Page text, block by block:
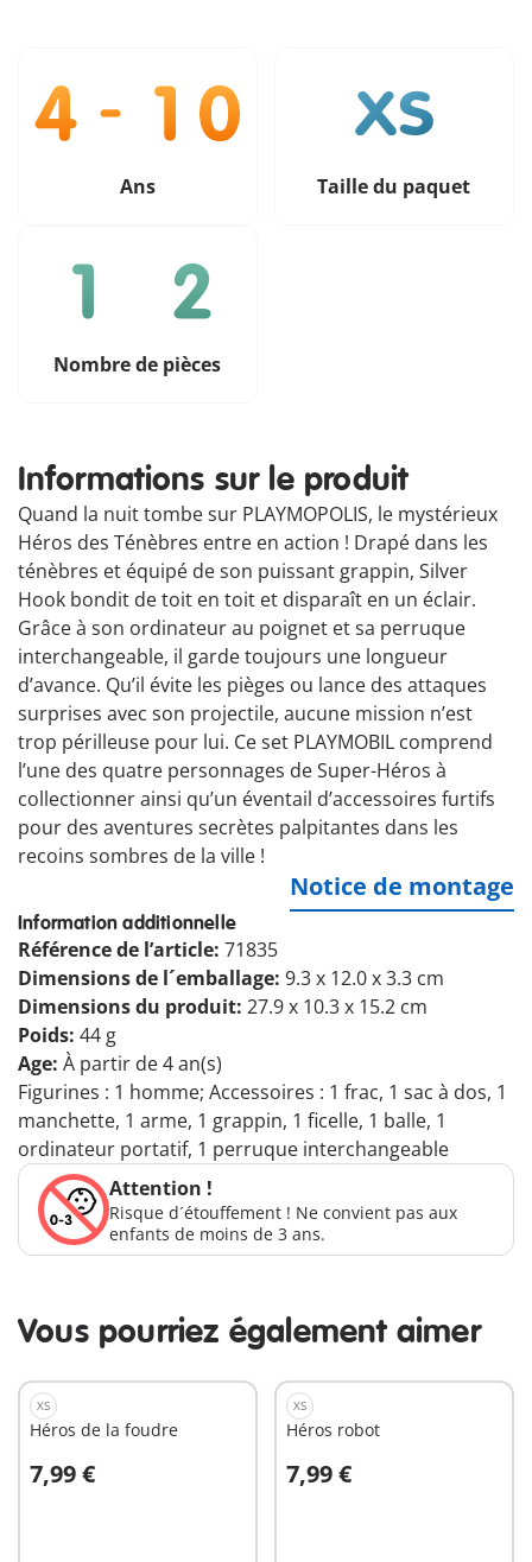
Ans Taille du paquet
Nombre de pièces
Informations sur le produit
Quand la nuit tombe sur PLAYMOPOLIS, le mystérieux
Héros des Ténèbres entre en action ! Drapé dans les
ténèbres et équipé de son puissant grappin, Silver
Hook bondit de toit en toit et disparaît en un éclair.
Grâce à son ordinateur au poignet et sa perruque
interchangeable, il garde toujours une longueur
d’avance. Qu’il évite les pièges ou lance des attaques
surprises avec son projectile, aucune mission n’est
trop périlleuse pour lui. Ce set PLAYMOBIL comprend
l’une des quatre personnages de Super-Héros à
collectionner ainsi qu’un éventail d’accessoires furtifs
pour des aventures secrètes palpitantes dans les
recoins sombres de la ville !
Notice de montage
Information additionnelle
Référence de l’article: 71835
Dimensions de l´emballage: 9.3 x 12.0 x 3.3 cm
Dimensions du produit: 27.9 x 10.3 x 15.2 cm
Poids: 44 g
Age: À partir de 4 an(s)
Figurines : 1 homme; Accessoires : 1 frac, 1 sac à dos, 1
manchette, 1 arme, 1 grappin, 1 ficelle, 1 balle, 1
ordinateur portatif, 1 perruque interchangeable
Attention !
Risque d´étouffement ! Ne convient pas aux
enfants de moins de 3 ans.
Vous pourriez également aimer
XS
Héros de la foudre
7,99 €
Au panier
XS
Héros robot
7,99 €
Au panier